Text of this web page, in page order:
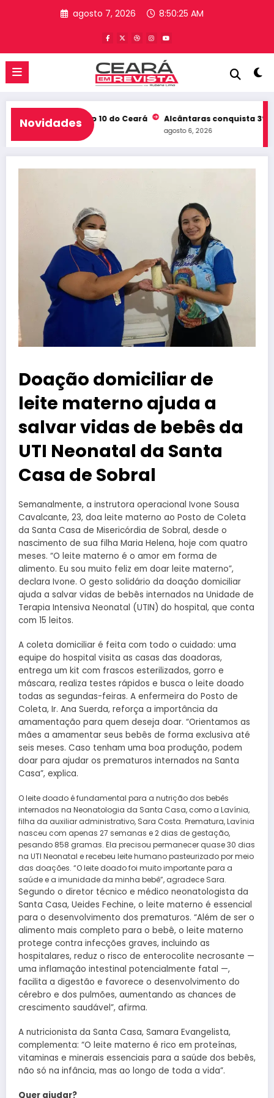
agosto 7, 2026 8:50:26 AM
Novidades
e entra no Top 10 do Ceará Alcântaras conquista 3º lugar
agosto 6, 2026
Doação domiciliar de
leite materno ajuda a
salvar vidas de bebês da
UTI Neonatal da Santa
Casa de Sobral
Semanalmente, a instrutora operacional Ivone Sousa
Cavalcante, 23, doa leite materno ao Posto de Coleta
da Santa Casa de Misericórdia de Sobral, desde o
nascimento de sua filha Maria Helena, hoje com quatro
meses. “O leite materno é o amor em forma de
alimento. Eu sou muito feliz em doar leite materno”,
declara Ivone. O gesto solidário da doação domiciliar
ajuda a salvar vidas de bebês internados na Unidade de
Terapia Intensiva Neonatal (UTIN) do hospital, que conta
com 15 leitos.
A coleta domiciliar é feita com todo o cuidado: uma
equipe do hospital visita as casas das doadoras,
entrega um kit com frascos esterilizados, gorro e
máscara, realiza testes rápidos e busca o leite doado
todas as segundas-feiras. A enfermeira do Posto de
Coleta, Ir. Ana Suerda, reforça a importância da
amamentação para quem deseja doar. “Orientamos as
mães a amamentar seus bebês de forma exclusiva até
seis meses. Caso tenham uma boa produção, podem
doar para ajudar os prematuros internados na Santa
Casa”, explica.
O leite doado é fundamental para a nutrição dos bebês
internados na Neonatologia da Santa Casa, como a Lavínia,
filha da auxiliar administrativo, Sara Costa. Prematura, Lavínia
nasceu com apenas 27 semanas e 2 dias de gestação,
pesando 858 gramas. Ela precisou permanecer quase 30 dias
na UTI Neonatal e recebeu leite humano pasteurizado por meio
das doações. “O leite doado foi muito importante para a
saúde e a imunidade da minha bebê”, agradece Sara.
Segundo o diretor técnico e médico neonatologista da
Santa Casa, Ueides Fechine, o leite materno é essencial
para o desenvolvimento dos prematuros. “Além de ser o
alimento mais completo para o bebê, o leite materno
protege contra infecções graves, incluindo as
hospitalares, reduz o risco de enterocolite necrosante —
uma inflamação intestinal potencialmente fatal —,
facilita a digestão e favorece o desenvolvimento do
cérebro e dos pulmões, aumentando as chances de
crescimento saudável”, afirma.
A nutricionista da Santa Casa, Samara Evangelista,
complementa: “O leite materno é rico em proteínas,
vitaminas e minerais essenciais para a saúde dos bebês,
não só na infância, mas ao longo de toda a vida”.
Quer ajudar?